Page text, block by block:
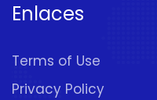
Enlaces
Terms of Use
Privacy Policy